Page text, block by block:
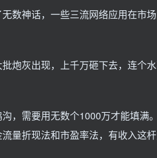
数神话，一些三流网络应用在市
炮灰出现，上千万砸下去，连个
，需要用无数个1000万才能填满。
量折现法和市盈率法，有收入这